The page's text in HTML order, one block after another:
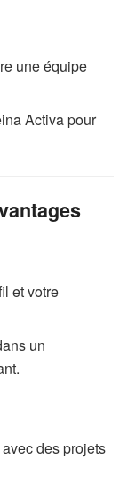
une équipe
Activa pour
et votre
un
des projets